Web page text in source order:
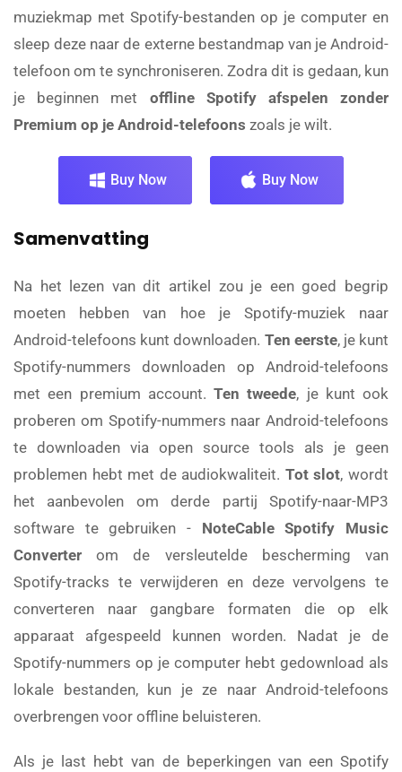
muziekmap met Spotify-bestanden op je computer en
sleep deze naar de externe bestandmap van je Android-
telefoon om te synchroniseren. Zodra dit is gedaan, kun
je beginnen met offline Spotify afspelen zonder
Premium op je Android-telefoons zoals je wilt.
Buy Now Buy Now
Samenvatting
Na het lezen van dit artikel zou je een goed begrip
moeten hebben van hoe je Spotify-muziek naar
Android-telefoons kunt downloaden. Ten eerste, je kunt
Spotify-nummers downloaden op Android-telefoons
met een premium account. Ten tweede, je kunt ook
proberen om Spotify-nummers naar Android-telefoons
te downloaden via open source tools als je geen
problemen hebt met de audiokwaliteit. Tot slot, wordt
het aanbevolen om derde partij Spotify-naar-MP3
software te gebruiken - NoteCable Spotify Music
Converter om de versleutelde bescherming van
Spotify-tracks te verwijderen en deze vervolgens te
converteren naar gangbare formaten die op elk
apparaat afgespeeld kunnen worden. Nadat je de
Spotify-nummers op je computer hebt gedownload als
lokale bestanden, kun je ze naar Android-telefoons
overbrengen voor offline beluisteren.
Als je last hebt van de beperkingen van een Spotify